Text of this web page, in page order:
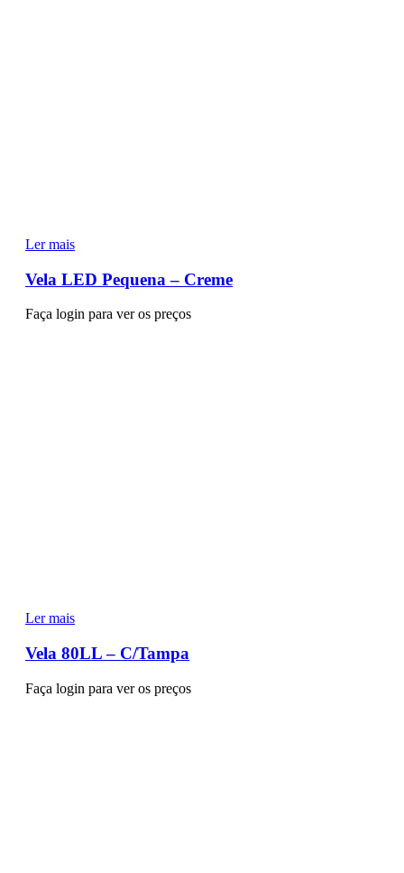
Ler mais
Vela LED Pequena – Creme
Faça login para ver os preços
Ler mais
Vela 80LL – C/Tampa
Faça login para ver os preços